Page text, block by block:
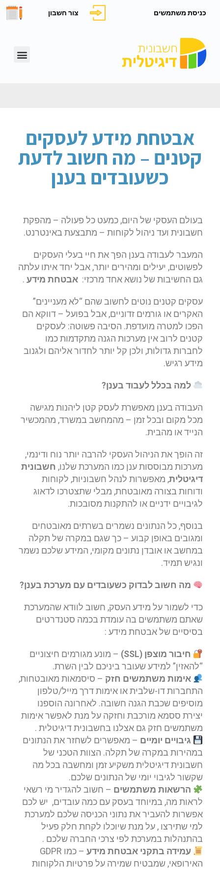
צור חשבון כניסת משתמשים
אבטחת מידע לעסקים
קטנים – מה חשוב לדעת
כשעובדים בענן
בעולם העסקי של היום, כמעט כל פעולה – מהפקת
חשבונית ועד ניהול לקוחות – מתבצעת באינטרנט.
המעבר לעבודה בענן הפך את חיי בעלי העסקים
לפשוטים, יעילים ומהירים יותר, אבל יחד איתו עלתה
גם החשיבות של נושא אחד מרכזי: אבטחת מידע .
עסקים קטנים נוטים לחשוב שהם “לא מעניינים”
האקרים או גורמים זדוניים, אבל בפועל – דווקא הם
הפכו למטרה מועדפת. הסיבה פשוטה: לעסקים
קטנים לרוב אין מערכות הגנה מתקדמות כמו
לחברות גדולות, ולכן קל יותר לחדור אליהם ולגנוב
מידע רגיש.
למה בכלל לעבוד בענן?
העבודה בענן מאפשרת לעסק קטן ליהנות מגישה
מכל מקום ובכל זמן – מהמחשב במשרד, מהמכשיר
הנייד או מהבית.
זה הופך את הניהול העסקי להרבה יותר נוח ודינמי,
מערכות מבוססות ענן כמו המערכת שלנו, חשבונית
דיגיטלית, מאפשרות לנהל חשבוניות, לקוחות
ודוחות בצורה מאובטחת, מבלי שתצטרכו לדאוג
לגיבויים ידניים או להתקנות מסובכות.
בנוסף, כל הנתונים נשמרים בשרתים מאובטחים
ומגובים באופן קבוע – כך שגם במקרה של תקלה
במחשב או אובדן נתונים מקומי, המידע שלכם נשמר
ונגיש תמיד.
מה חשוב לבדוק כשעובדים עם מערכת בענן?
כדי לשמור על מידע העסק, חשוב לוודא שהמערכת
שאתם משתמשים בה עומדת בכמה סטנדרטים
בסיסיים של אבטחת מידע :
חיבור מוצפן (SSL)
– מונע מגורמים חיצוניים
“להאזין” למידע שעובר ביניכם לבין השרת.
אימות משתמשים חזק – סיסמאות מאובטחות,
התחברות דו-שלבית או אימות דרך מייל/טלפון
מוסיפים שכבת הגנה חשובה. לאחרונה הוספנו
יצירת ססמא מורכבת וחזקה על מנת לאפשר אימות
משתמשים חזק גם אצלנו בחשבונית דיגיטלית .
גיבויים יומיים – מאפשרים לשחזר את הנתונים
במהירות במקרה של תקלה. הצוות הטכני של
חשבונית דיגיטלית משקיע זמן ומחשבה בכל מה
שקשור לגיבוי יומי של הנתונים שלכם.
הרשאות משתמשים – חשוב להגדיר מי רשאי
לראות מה, במיוחד בעסק עם כמה עובדים, יש לכם
אפשרות להעביר את נתוני הכניסה שלכם למערכת
למי שתירצו , על מנת שיוכלו לקחת חלק פעיל
בהתנהלות במערכת לפי צרכי החברה שלכם .
עמידה בתקני אבטחת מידע
– כמו GDPR
האירופאי, שמבטיח שמירה על פרטיות הלקוחות